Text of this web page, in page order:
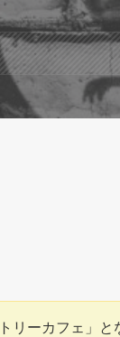
リーカフェ」と